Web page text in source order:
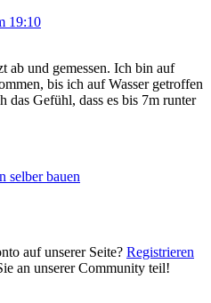
19:10
ab und gemessen. Ich bin auf
bis ich auf Wasser getroffen
das Gefühl, dass es bis 7m runter
auf unserer Seite? Registrieren
an unserer Community teil!